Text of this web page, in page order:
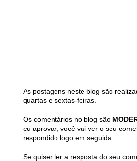
As postagens neste blog são
quartas e sextas-feiras.
Os comentários no blog são
eu aprovar, você vai ver o seu
respondido logo em seguida.
Se quiser ler a resposta do seu